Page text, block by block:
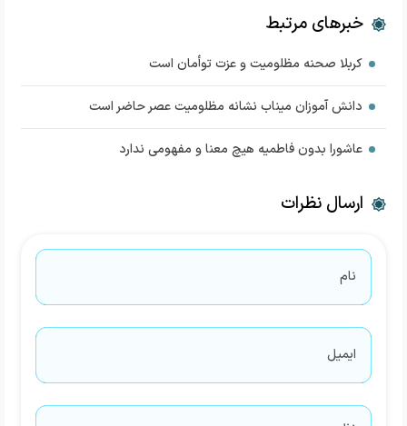
خبرهای مرتبط
کربلا صحنه مظلومیت و عزت توأمان است
دانش آموزان میناب نشانه مظلومیت عصر حاضر است
عاشورا بدون فاطمیه هیچ معنا و مفهومی ندارد
ارسال نظرات